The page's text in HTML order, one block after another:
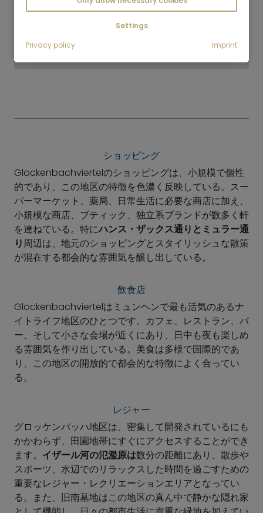
ショッピング
Glockenbachviertelのショッピングは、小規模で個性
的であり、この地区の特徴を色濃く反映している。スー
パーマーケット、薬局、日常生活に必要な商店に加え、
小規模な商店、ブティック、独立系ブランドが数多く軒
を連ねている。特にハンス・ザックス通りとミュラー通
り周辺は、地元のショッピングとスタイリッシュな散策
が混在する都会的な雰囲気を醸し出している。
飲食店
Glockenbachviertelはミュンヘンで最も活気のあるナ
イトライフ地区のひとつです。カフェ、レストラン、バ
ー、そして小さな会場が近くにあり、日中も夜も楽しめ
る雰囲気を作り出している。美食は多様で国際的であ
り、この地区の開放的で都会的な特徴によく合ってい
る。
レジャー
グロッケンバッハ地区は、密集して開発されているにも
かかわらず、田園地帯にすぐにアクセスすることができ
ます。 イザール河の氾濫原は数分の距離にあり、散歩や
スポーツ、水辺でのリラックスした時間を過ごすための
重要なレジャー・レクリエーションエリアとなってい
る。また、旧南墓地はこの地区の真ん中で静かな隠れ家
Settings
Privacy policy
Imprint